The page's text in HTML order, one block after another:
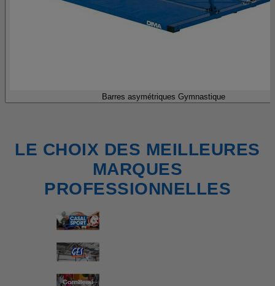
Barres asymétriques Gymnastique
LE CHOIX DES MEILLEURES
MARQUES
PROFESSIONNELLES